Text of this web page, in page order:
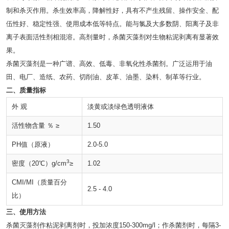
制和杀灭作用。杀生效率高，降解性好，具有不产生残留、操作安全、配
伍性好、稳定性强、使用成本低等特点。能与氯及大多数阴、阳离子及非
离子表面活性剂相混溶。高剂量时，杀菌灭藻剂对生物粘泥剥离有显著效
果。
杀菌灭藻剂是一种广谱、高效、低毒、非氧化性杀菌剂。广泛运用于油
田、电厂、造纸、农药、切削油、皮革、油墨、染料、制革等行业。
二、质量指标
外 观 淡黄或淡绿色透明液体
活性物含量 ％ ≥ 1.50
PH值（原液） 2.0-5.0
密度（20℃）g/cm3≥ 1.02
CMI/MI（质量百分
比）
2.5 - 4.0
三、使用方法
杀菌灭藻剂作粘泥剥离剂时，投加浓度150-300mg/l；作杀菌剂时，每隔3-